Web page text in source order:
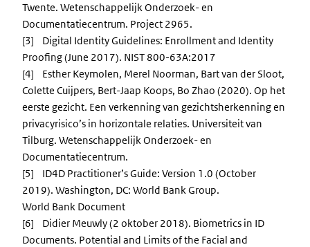
Twente. Wetenschappelijk Onderzoek- en
Documentatiecentrum. Project 2965.
[3] Digital Identity Guidelines: Enrollment and Identity
Proofing (June 2017). NIST 800-63A:2017
[4] Esther Keymolen, Merel Noorman, Bart van der Sloot,
Colette Cuijpers, Bert-Jaap Koops, Bo Zhao (2020). Op het
eerste gezicht. Een verkenning van gezichtsherkenning en
privacyrisico’s in horizontale relaties. Universiteit van
Tilburg. Wetenschappelijk Onderzoek- en
Documentatiecentrum.
[5] ID4D Practitioner’s Guide: Version 1.0 (October
2019). Washington, DC: World Bank Group.
World Bank Document
[6] Didier Meuwly (2 oktober 2018). Biometrics in ID
Documents. Potential and Limits of the Facial and